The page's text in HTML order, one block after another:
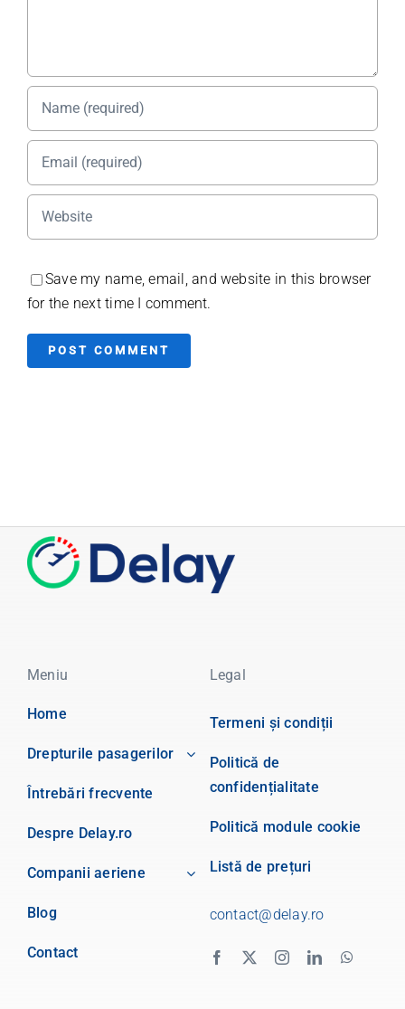
Save my name, email, and website in this browser
for the next time I comment.
Meniu
Home
Drepturile pasagerilor
Întrebări frecvente
Despre Delay.ro
Companii aeriene
Blog
Contact
Legal
Termeni și condiții
Politică de
confidențialitate
Politică module cookie
Listă de prețuri
contact@delay.ro